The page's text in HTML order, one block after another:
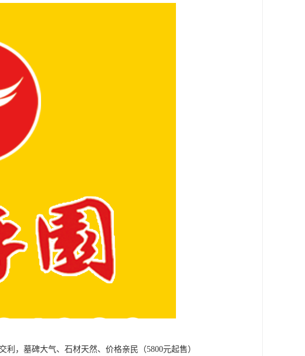
，墓碑大气、石材天然、价格亲民（5800元起售）